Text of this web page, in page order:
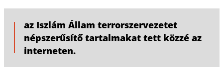
az Iszlám Állam terrorszervezetet
népszerűsítő tartalmakat tett közzé az
interneten.